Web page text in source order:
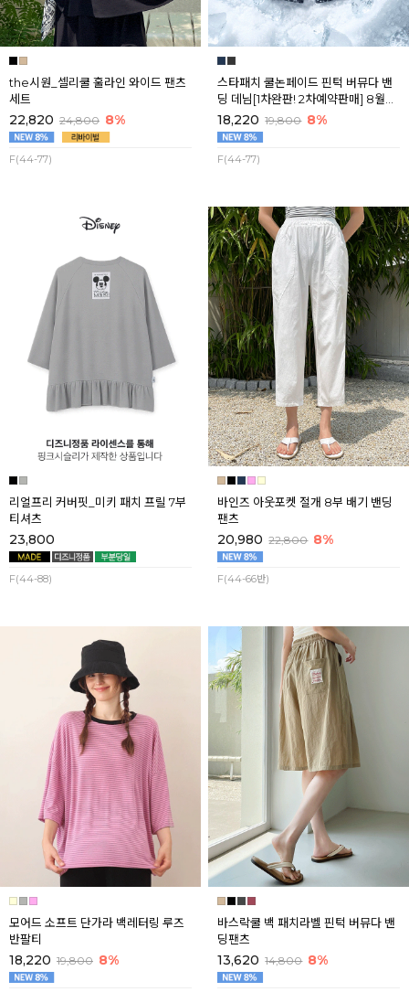
the시원_셀리쿨 훌라인 와이드 팬츠
세트
22,820 24,800 8%
F(44-77)
스타패치 쿨논페이드 핀턱 버뮤다 밴
딩 데님[1차완판! 2차예약판매] 8월셋
째주 순차배송
18,220 19,800 8%
F(44-77)
리얼프리 커버핏_미키 패치 프릴 7부
티셔츠
23,800
F(44-88)
바인즈 아웃포켓 절개 8부 배기 밴딩
팬츠
20,980 22,800 8%
F(44-66반)
모어드 소프트 단가라 백레터링 루즈
반팔티
18,220 19,800 8%
바스락쿨 백 패치라벨 핀턱 버뮤다 밴
딩팬츠
13,620 14,800 8%